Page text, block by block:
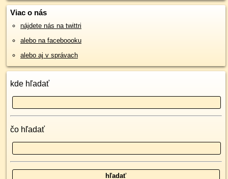
Viac o nás
nájdete nás na twittri
alebo na faceboooku
alebo aj v správach
kde hľadať
čo hľadať